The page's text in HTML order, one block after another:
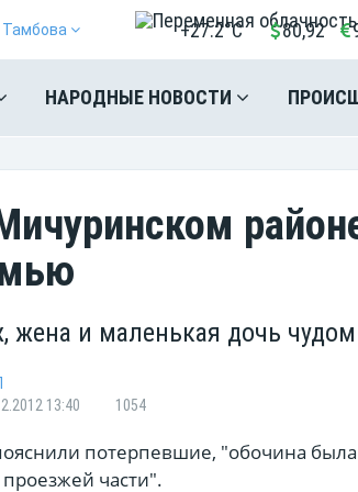
Тамбова +27.2°C 80,92
НАРОДНЫЕ НОВОСТИ
жена и маленькая дочь
13:40
1054
потерпевшие, "обочина
проезжей части".